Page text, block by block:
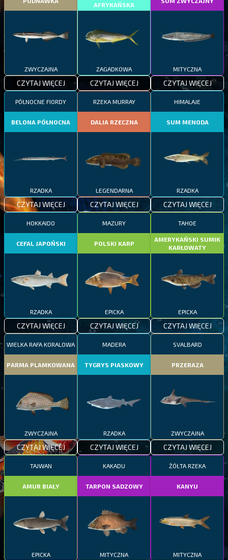
ZWYCZAJNA
CZYTAJ WIĘCEJ
AFRYKAŃSKA
ZAGADKOWA
CZYTAJ WIĘCEJ
MITYCZNA
CZYTAJ WIĘCEJ
PÓŁNOCNE FIORDY
BELONA PÓŁNOCNA
RZADKA
CZYTAJ WIĘCEJ
RZEKA MURRAY
DALIA RZECZNA
LEGENDARNA
CZYTAJ WIĘCEJ
HIMALAJE
SUM MENODA
RZADKA
CZYTAJ WIĘCEJ
HOKKAIDO
CEFAL JAPOŃSKI
RZADKA
CZYTAJ WIĘCEJ
MAZURY
POLSKI KARP
EPICKA
CZYTAJ WIĘCEJ
TAHOE
AMERYKAŃSKI SUMIK
KARŁOWATY
EPICKA
CZYTAJ WIĘCEJ
WIELKA RAFA KORALOWA
PARMA PLAMKOWANA
ZWYCZAJNA
CZYTAJ WIĘCEJ
MADERA
TYGRYS PIASKOWY
RZADKA
CZYTAJ WIĘCEJ
SVALBARD
PRZERAZA
ZWYCZAJNA
CZYTAJ WIĘCEJ
TAJWAN
AMUR BIAŁY
EPICKA
KAKADU
TARPON SADZOWY
MITYCZNA
ŻÓŁTA RZEKA
KANYU
MITYCZNA